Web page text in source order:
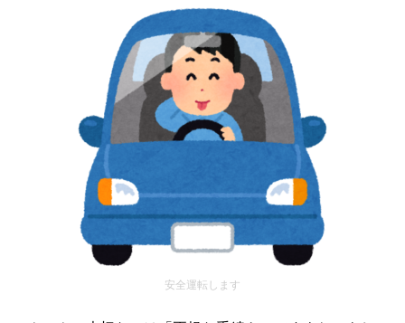
安全運転します